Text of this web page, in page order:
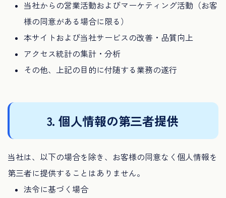
当社からの営業活動およびマーケティング活動（お客
様の同意がある場合に限る）
本サイトおよび当社サービスの改善・品質向上
アクセス統計の集計・分析
その他、上記の目的に付随する業務の遂行
3. 個人情報の第三者提供
当社は、以下の場合を除き、お客様の同意なく個人情報を
第三者に提供することはありません。
法令に基づく場合